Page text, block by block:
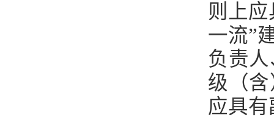
则上
一流”
负责
级（
应具